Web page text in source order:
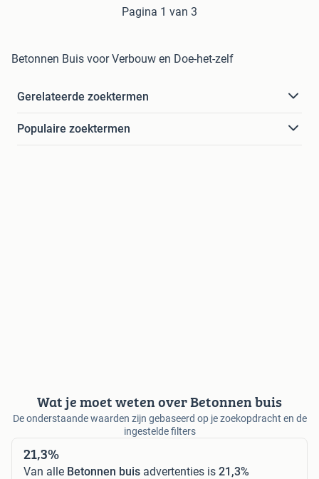
Pagina 1 van 3
Betonnen Buis voor Verbouw en Doe-het-zelf
Gerelateerde zoektermen
Populaire zoektermen
Wat je moet weten over Betonnen buis
De onderstaande waarden zijn gebaseerd op je zoekopdracht en de
ingestelde filters
21,3%
Van alle Betonnen buis advertenties is 21,3%